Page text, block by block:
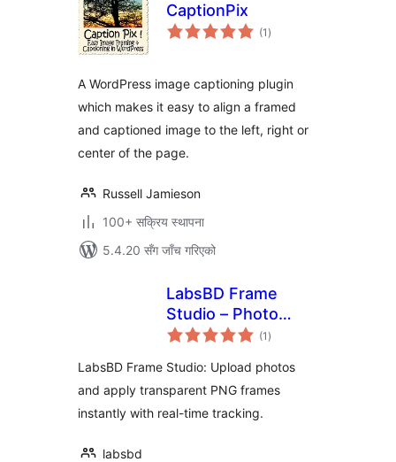
CaptionPix
(1 कुल
रेटिङ्गहरू
)
A WordPress image captioning plugin
which makes it easy to align a framed
and captioned image to the left, right or
center of the page.
Russell Jamieson
100+ सक्रिय स्थापना
5.4.20 सँग जाँच गरिएको
LabsBD Frame
Studio – Photo
Framing & Analytics
(1 कुल
रेटिङ्गहरू
)
LabsBD Frame Studio: Upload photos
and apply transparent PNG frames
instantly with real-time tracking.
labsbd